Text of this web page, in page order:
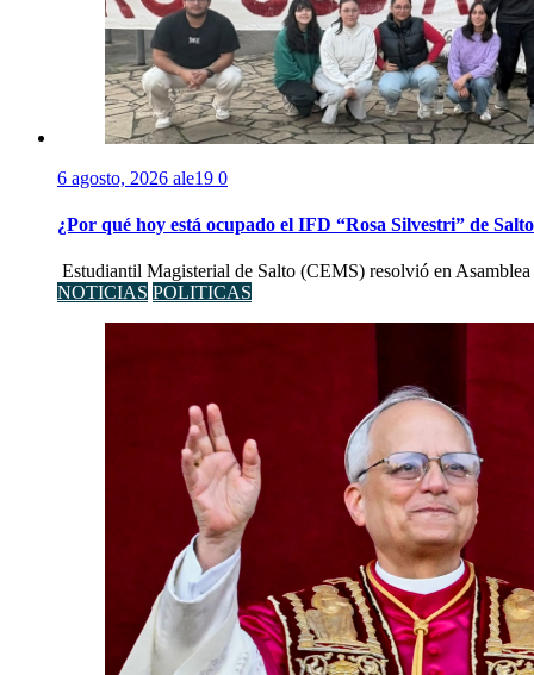
6 agosto, 2026 ale19 0
¿Por qué hoy está ocupado el IFD “Rosa Silvestri” de
Estudiantil Magisterial de Salto (CEMS) resolvió en
NOTICIAS POLITICAS